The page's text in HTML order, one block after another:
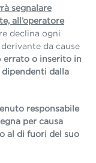
segnalare
all’operatore
declina ogni
da cause
errato o inserito in
dalla
responsabile
per causa
al di fuori del suo